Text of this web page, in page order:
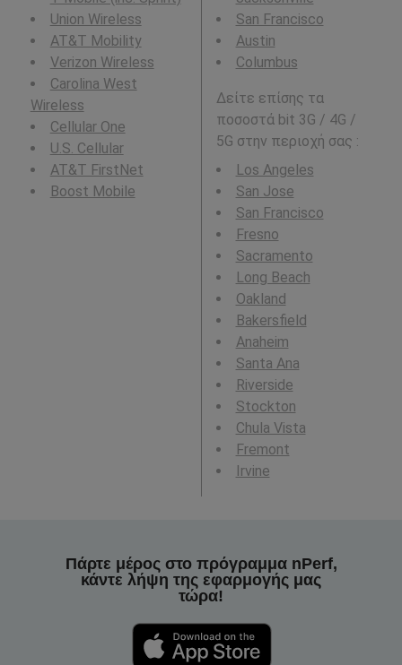
Union Wireless
AT&T Mobility
Verizon Wireless
Carolina West
Wireless
Cellular One
U.S. Cellular
AT&T FirstNet
Boost Mobile
San Francisco
Austin
Columbus
Δείτε επίσης τα
ποσοστά bit 3G / 4G /
5G στην περιοχή σας :
Los Angeles
San Jose
San Francisco
Fresno
Sacramento
Long Beach
Oakland
Bakersfield
Anaheim
Santa Ana
Riverside
Stockton
Chula Vista
Fremont
Irvine
Πάρτε μέρος στο πρόγραμμα nPerf,
κάντε λήψη της εφαρμογής μας
τώρα!